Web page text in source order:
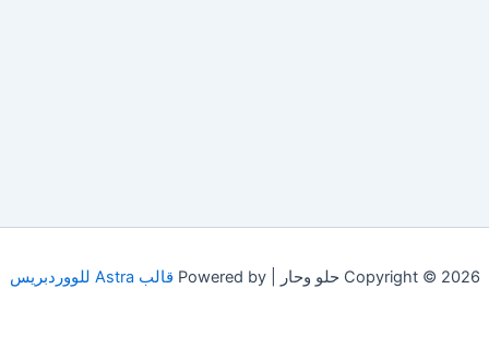
Copyright © 2026 حلو وحار | Powered by قالب Astra للووردبريس